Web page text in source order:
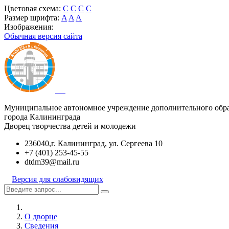
Цветовая схема: C C C C
Размер шрифта: A A A
Изображения:
Обычная версия сайта
Муниципальное автономное учреждение дополнительного
города Калининграда
Дворец творчества детей и молодежи
236040,г. Калининград, ул. Сергеева 10
+7 (401) 253-45-55
dtdm39@mail.ru
Версия для слабовидящих
О дворце
Сведения